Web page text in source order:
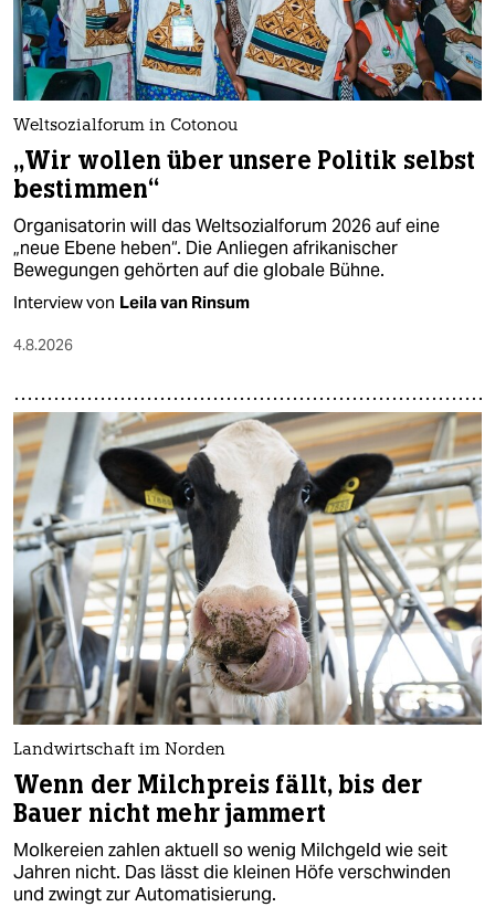
Weltsozialforum in Cotonou
„Wir wollen über unsere Politik selbst
bestimmen“
Organisatorin will das Weltsozialforum 2026 auf eine
„neue Ebene heben“. Die Anliegen afrikanischer
Bewegungen gehörten auf die globale Bühne.
Interview von Leila van Rinsum
4.8.2026
Landwirtschaft im Norden
Wenn der Milchpreis fällt, bis der
Bauer nicht mehr jammert
Molkereien zahlen aktuell so wenig Milchgeld wie seit
Jahren nicht. Das lässt die kleinen Höfe verschwinden
und zwingt zur Automatisierung.